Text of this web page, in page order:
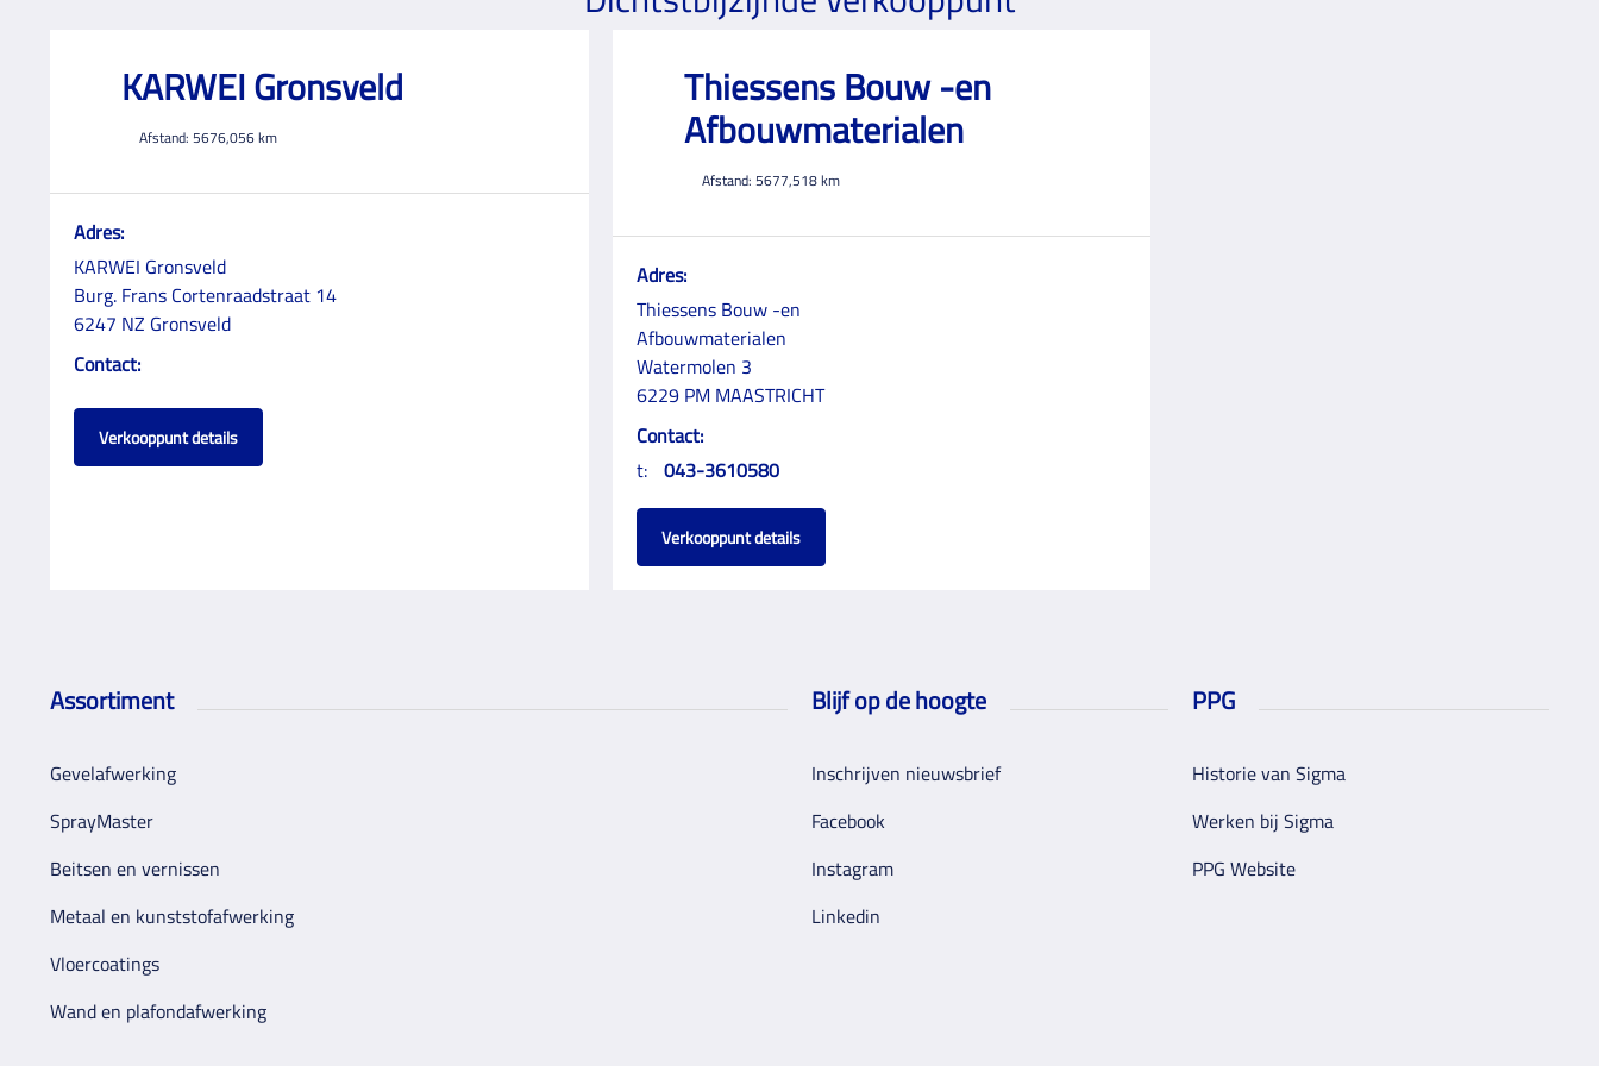
KARWEI Gronsveld
Afstand: 5676,056km
Adres:
KARWEI Gronsveld
Burg. Frans Cortenraadstraat 14
6247 NZ Gronsveld
Contact:
Verkooppunt details
Thiessens Bouw -en
Afbouwmaterialen
Afstand: 5677,518km
Adres:
Thiessens Bouw -en
Afbouwmaterialen
Watermolen 3
6229 PM MAASTRICHT
Contact:
t: 043-3610580
Verkooppunt details
Assortiment
Gevelafwerking
SprayMaster
Beitsen en vernissen
Metaal en kunststofafwerking
Vloercoatings
Wand en plafondafwerking
Blijf op de hoogte
Inschrijven nieuwsbrief
Facebook
Instagram
Linkedin
PPG
Historie van Sigma
Werken bij Sigma
PPG Website